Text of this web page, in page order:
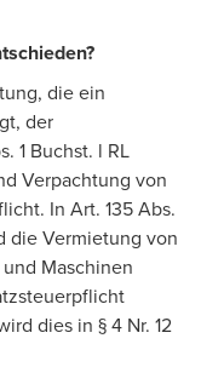
die ein
der
1 Buchst. l RL
Verpachtung von
In Art. 135 Abs.
die Vermietung von
Maschinen
dies in § 4 Nr. 12